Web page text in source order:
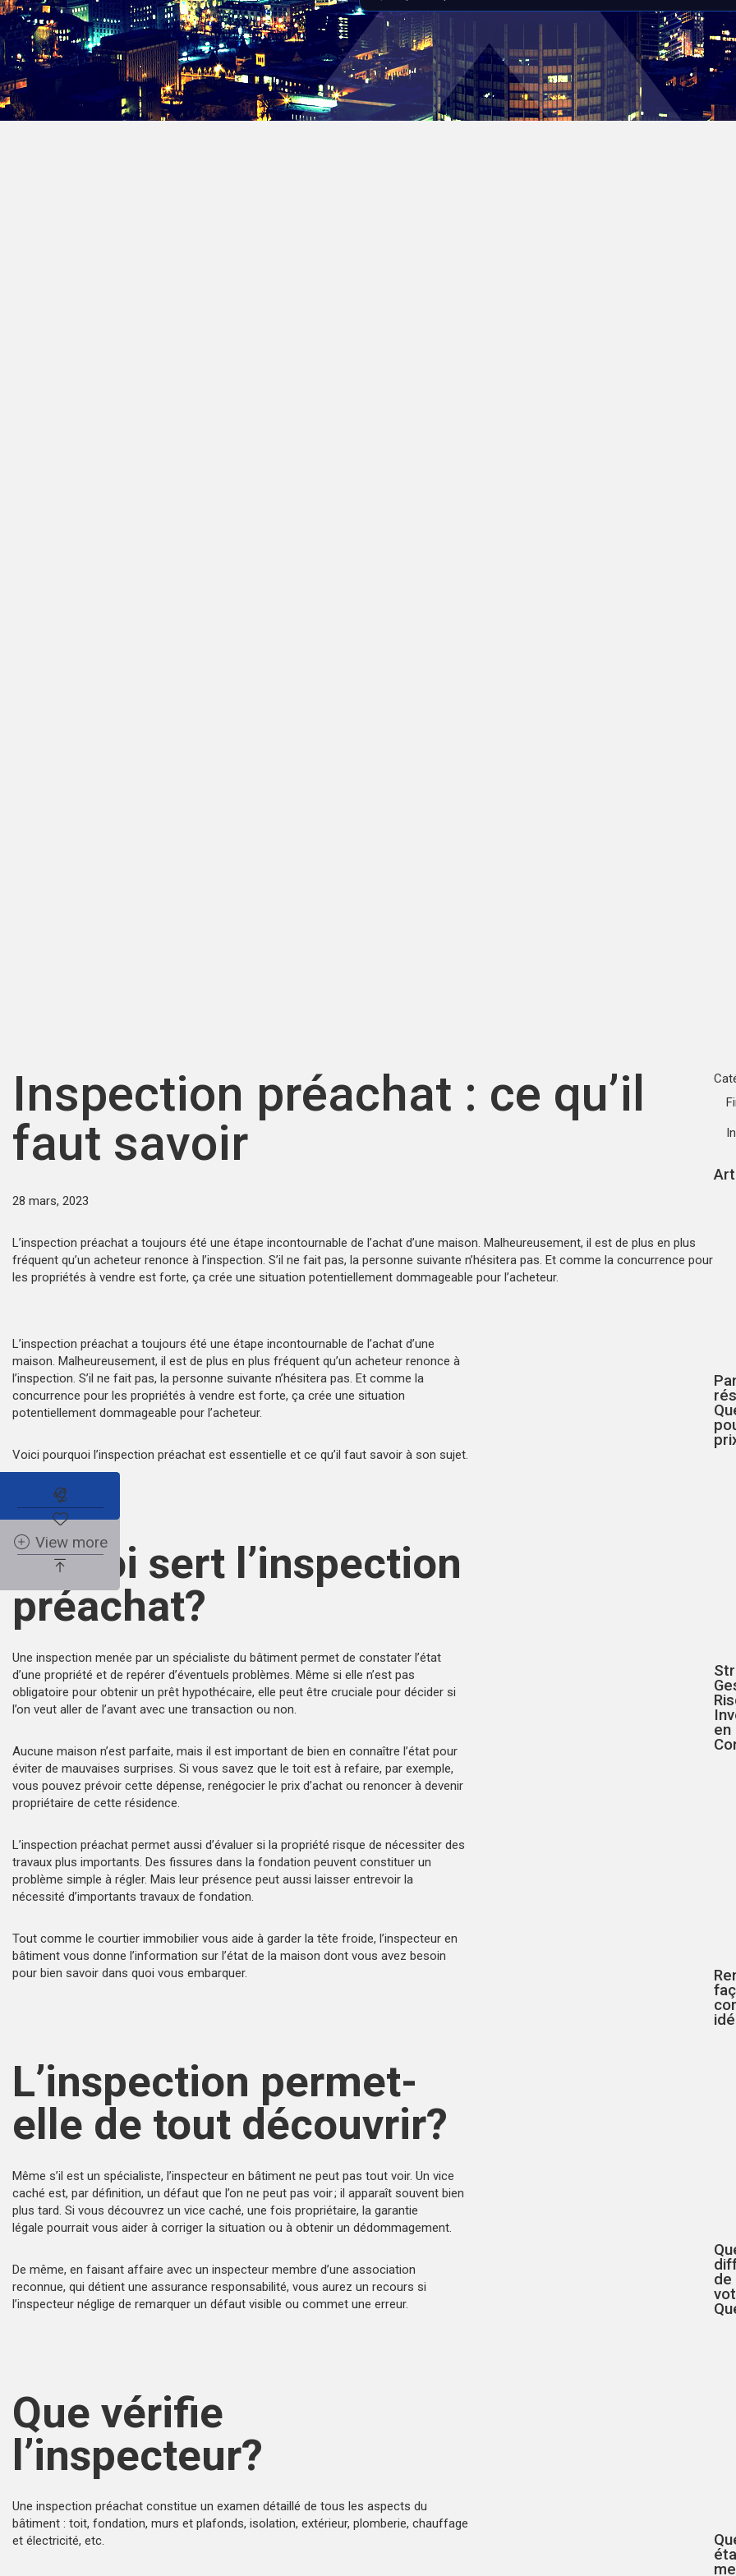
Inspection préachat : ce qu’il
faut savoir
28 mars, 2023
L’inspection préachat a toujours été une étape incontournable de l’achat d’une maison. Malheureusement, il est de plus en plus
fréquent qu’un acheteur renonce à l’inspection. S’il ne fait pas, la personne suivante n’hésitera pas. Et comme la concurrence pour
les propriétés à vendre est forte, ça crée une situation potentiellement dommageable pour l’acheteur.
L’inspection préachat a toujours été une étape incontournable de l’achat d’une
maison. Malheureusement, il est de plus en plus fréquent qu’un acheteur renonce à
l’inspection. S’il ne fait pas, la personne suivante n’hésitera pas. Et comme la
concurrence pour les propriétés à vendre est forte, ça crée une situation
potentiellement dommageable pour l’acheteur.
Voici pourquoi l’inspection préachat est essentielle et ce qu’il faut savoir à son sujet.
À quoi sert l’inspection
préachat?
Une inspection menée par un spécialiste du bâtiment permet de constater l’état
d’une propriété et de repérer d’éventuels problèmes. Même si elle n’est pas
obligatoire pour obtenir un prêt hypothécaire, elle peut être cruciale pour décider si
l’on veut aller de l’avant avec une transaction ou non.
Aucune maison n’est parfaite, mais il est important de bien en connaître l’état pour
éviter de mauvaises surprises. Si vous savez que le toit est à refaire, par exemple,
vous pouvez prévoir cette dépense, renégocier le prix d’achat ou renoncer à devenir
propriétaire de cette résidence.
L’inspection préachat permet aussi d’évaluer si la propriété risque de nécessiter des
travaux plus importants. Des fissures dans la fondation peuvent constituer un
problème simple à régler. Mais leur présence peut aussi laisser entrevoir la
nécessité d’importants travaux de fondation.
Tout comme le courtier immobilier vous aide à garder la tête froide, l’inspecteur en
bâtiment vous donne l’information sur l’état de la maison dont vous avez besoin
pour bien savoir dans quoi vous embarquer.
L’inspection permet-
elle de tout découvrir?
Même s’il est un spécialiste, l’inspecteur en bâtiment ne peut pas tout voir. Un vice
caché est, par définition, un défaut que l’on ne peut pas voir ; il apparaît souvent bien
plus tard. Si vous découvrez un vice caché, une fois propriétaire, la garantie
légale pourrait vous aider à corriger la situation ou à obtenir un dédommagement.
De même, en faisant affaire avec un inspecteur membre d’une association
reconnue, qui détient une assurance responsabilité, vous aurez un recours si
l’inspecteur néglige de remarquer un défaut visible ou commet une erreur.
Que vérifie
l’inspecteur?
Une inspection préachat constitue un examen détaillé de tous les aspects du
bâtiment : toit, fondation, murs et plafonds, isolation, extérieur, plomberie, chauffage
et électricité, etc.
en
de
View more